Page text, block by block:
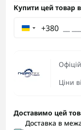
Ціни
Купити цей товар
+380
Доставимо цей
Доставка в